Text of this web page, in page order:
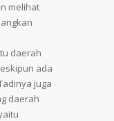
melihat
daerah
ada
juga
daerah